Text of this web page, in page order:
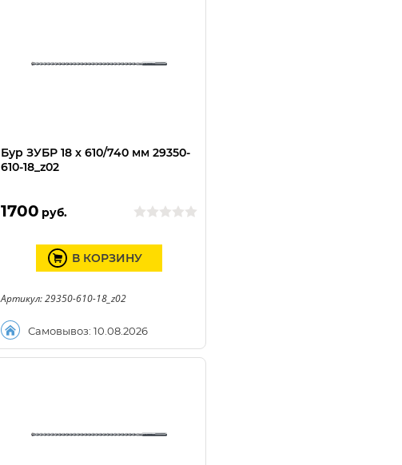
Бур ЗУБР 18 x 610/740 мм 29350-
610-18_z02
1700 руб.
Самовывоз: 10.08.2026
В КОРЗИНУ
Артикул: 29350-610-18_z02